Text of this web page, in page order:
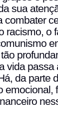
sua
combater
racismo, o
vida passa
da parte
emocional,